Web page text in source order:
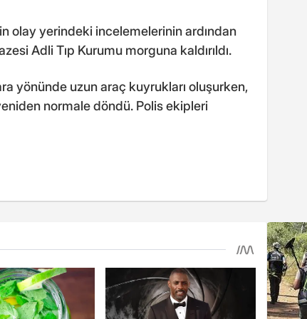
olay yerindeki incelemelerinin ardından
Adli Tıp Kurumu morguna kaldırıldı.
yönünde uzun araç kuyrukları oluşurken,
normale döndü. Polis ekipleri